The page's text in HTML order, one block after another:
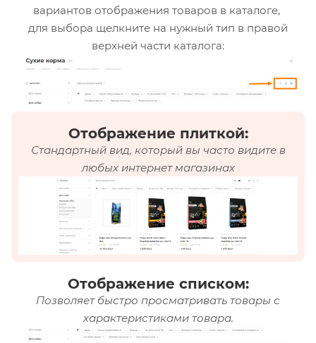
вариантов отображения товаров в каталоге,
для выбора щелкните на нужный тип в правой
верхней части каталога:
Отображение плиткой:
Стандартный вид, который вы часто видите в
любых интернет магазинах
Отображение списком:
Позволяет быстро просматривать товары с
характеристиками товара.